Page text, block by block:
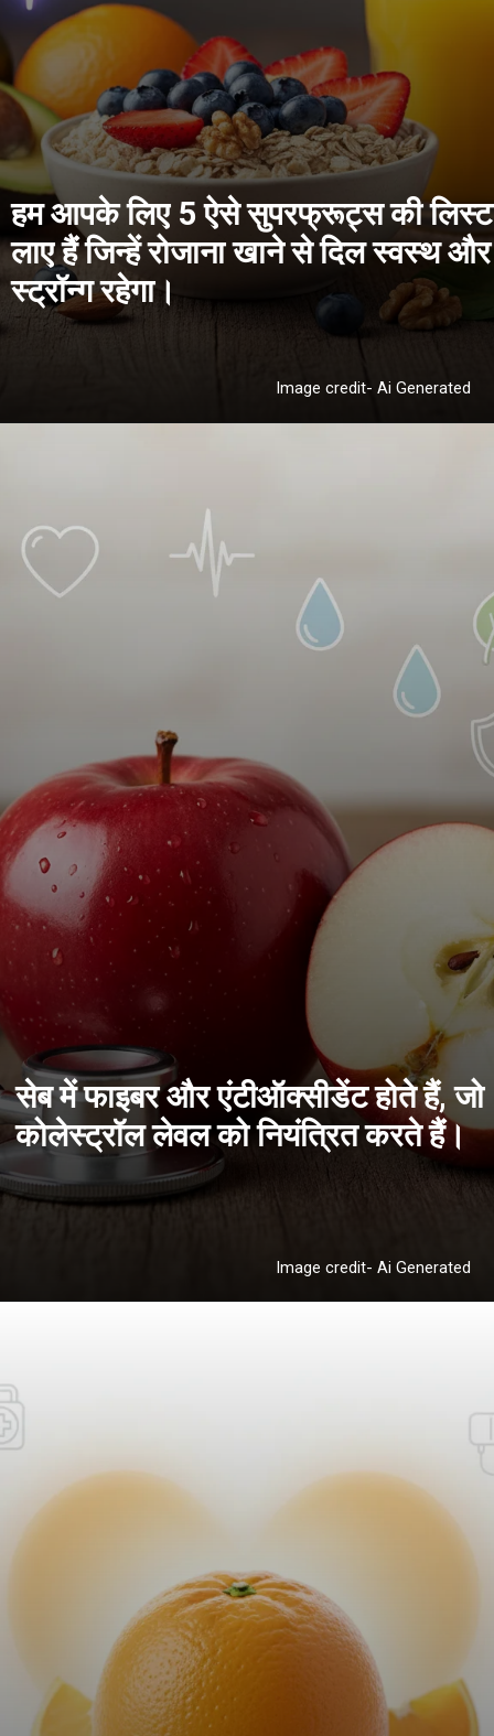
हम आपके लिए 5 ऐसे सुपरफ्रूट्स की लिस्ट
लाए हैं जिन्हें रोजाना खाने से दिल स्वस्थ और
Image credit- Ai Generated
सेब में फाइबर और एंटीऑक्सीडेंट होते हैं, जो
कोलेस्ट्रॉल लेवल को नियंत्रित करते हैं।
Image credit- Ai Generated